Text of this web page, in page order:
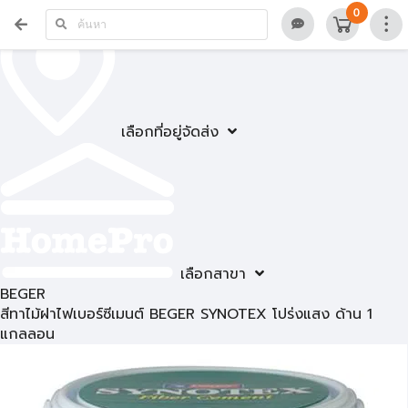
เลือกที่อยู่จัดส่ง
เลือกสาขา
0
BEGER
สีทาไม้ฝาไฟเบอร์ซีเมนต์ BEGER SYNOTEX โปร่งแสง ด้าน 1
แกลลอน